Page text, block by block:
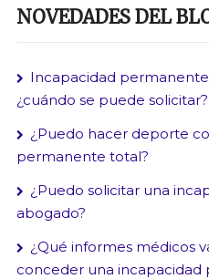
NOVEDADES DEL
Incapacidad
¿cuándo se puede solicitar?
¿Puedo hacer deporte
permanente total?
¿Puedo solicitar una
abogado?
¿Qué informes médicos
conceder una incapacidad